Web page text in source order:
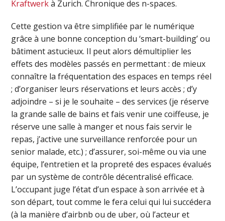
Kraftwerkà Zurich. Chronique des n-spaces.
Cette gestion va être simplifiée par le numérique
grâce à une bonne conception du ‘smart-building’ ou
bâtiment astucieux. Il peut alors démultiplier les
effets des modèles passés en permettant : de mieux
connaître la fréquentation des espaces en temps réel
; d’organiser leurs réservations et leurs accès ; d’y
adjoindre – si je le souhaite – des services (je réserve
la grande salle de bains et fais venir une coiffeuse, je
réserve une salle à manger et nous fais servir le
repas, j’active une surveillance renforcée pour un
senior malade, etc.) ; d’assurer, soi-même ou via une
équipe, l’entretien et la propreté des espaces évalués
par un système de contrôle décentralisé efficace.
L’occupant juge l’état d’un espace à son arrivée et à
son départ, tout comme le fera celui qui lui succédera
(à la manière d’airbnb ou de uber, où l’acteur et